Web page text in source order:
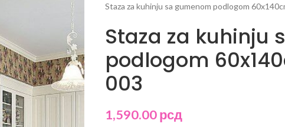
Staza za kuhinju sa gumenom podlogom
Staza za kuhinju
podlogom
003
1,590.00рсд